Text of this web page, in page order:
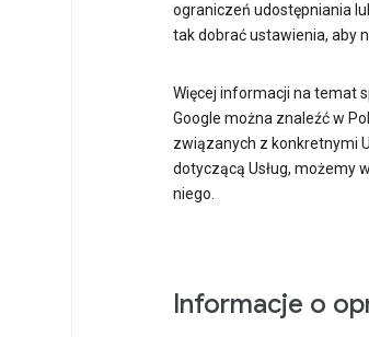
ograniczeń udostępniania
tak dobrać ustawienia, aby
Więcej informacji na temat
Google można znaleźć w
związanych z konkretnymi
dotyczącą Usług, możemy
niego.
Informacje o